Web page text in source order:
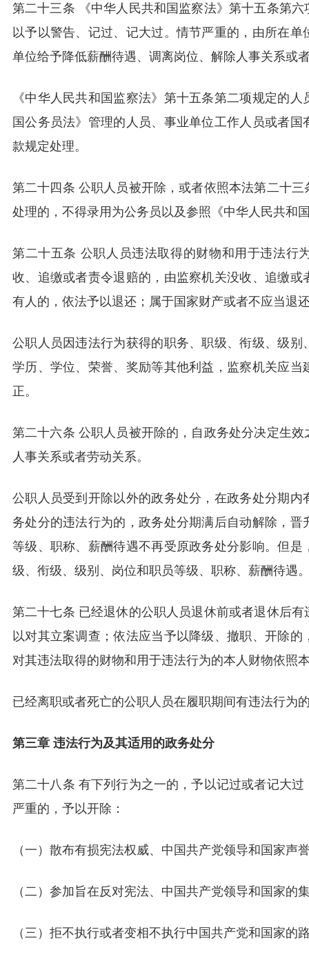
第二十三条 《中华人民共和国监察法》第十五条第
以予以警告、记过、记大过。情节严重的，由所在
单位给予降低薪酬待遇、调离岗位、解除人事关系或
《中华人民共和国监察法》第十五条第二项规定的
国公务员法》管理的人员、事业单位工作人员或者
款规定处理。
第二十四条 公职人员被开除，或者依照本法第二十
处理的，不得录用为公务员以及参照《中华人民共和
第二十五条 公职人员违法取得的财物和用于违法行
收、追缴或者责令退赔的，由监察机关没收、追缴
有人的，依法予以退还；属于国家财产或者不应当退
公职人员因违法行为获得的职务、职级、衔级、级
学历、学位、荣誉、奖励等其他利益，监察机关应
正。
第二十六条 公职人员被开除的，自政务处分决定生
人事关系或者劳动关系。
公职人员受到开除以外的政务处分，在政务处分期
务处分的违法行为的，政务处分期满后自动解除，
等级、职称、薪酬待遇不再受原政务处分影响。但
级、衔级、级别、岗位和职员等级、职称、薪酬待遇
第二十七条 已经退休的公职人员退休前或者退休后
以对其立案调查；依法应当予以降级、撤职、开除
对其违法取得的财物和用于违法行为的本人财物依照
已经离职或者死亡的公职人员在履职期间有违法行为
第三章 违法行为及其适用的政务处分
第二十八条 有下列行为之一的，予以记过或者记大
严重的，予以开除：
（一）散布有损宪法权威、中国共产党领导和国家声
（二）参加旨在反对宪法、中国共产党领导和国家的
（三）拒不执行或者变相不执行中国共产党和国家的